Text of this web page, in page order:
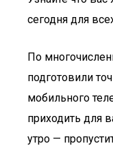
сегодня для
По
подготовили
мобильного
приходить для
утро —